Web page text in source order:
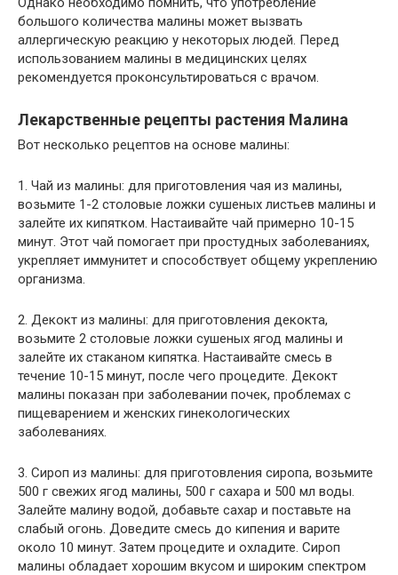
большого количества малины может вызвать
аллергическую реакцию у некоторых людей. Перед
использованием малины в медицинских целях
рекомендуется проконсультироваться с врачом.
Лекарственные рецепты растения Малина
Вот несколько рецептов на основе малины:
1. Чай из малины: для приготовления чая из малины,
возьмите 1-2 столовые ложки сушеных листьев малины и
залейте их кипятком. Настаивайте чай примерно 10-15
минут. Этот чай помогает при простудных заболеваниях,
укрепляет иммунитет и способствует общему укреплению
организма.
2. Декокт из малины: для приготовления декокта,
возьмите 2 столовые ложки сушеных ягод малины и
залейте их стаканом кипятка. Настаивайте смесь в
течение 10-15 минут, после чего процедите. Декокт
малины показан при заболевании почек, проблемах с
пищеварением и женских гинекологических
заболеваниях.
3. Сироп из малины: для приготовления сиропа, возьмите
500 г свежих ягод малины, 500 г сахара и 500 мл воды.
Залейте малину водой, добавьте сахар и поставьте на
слабый огонь. Доведите смесь до кипения и варите
около 10 минут. Затем процедите и охладите. Сироп
малины обладает хорошим вкусом и широким спектром